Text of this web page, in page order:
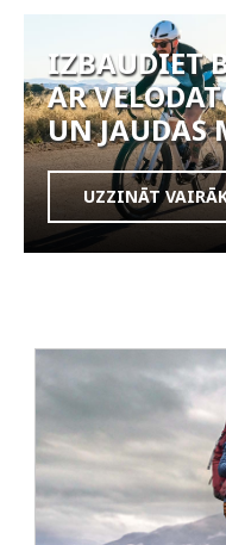
IZBAUDIET
AR
UN JAUDAS
UZZINĀT